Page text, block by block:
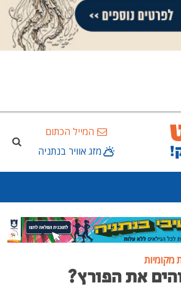
המייל הכתום
מזג אוויר בנתניה
מקומיות
את הפורץ?